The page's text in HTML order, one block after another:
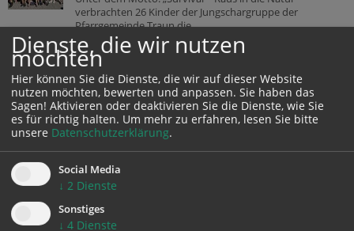
verbrachten 26 Kinder der Jungschargruppe der
Pfarrgemeinde Traun die...
CARITAS OBERÖSTERREICH
„Ich mache das, was mir mein Herz sagt“
Musik begleitet Arnold Medicus seit seiner Kindheit. Bis zu seiner
Pensionierung unterrichtete der studierte Geiger an mehreren
Erstes Austauschtreffen stärkt die Zusammenarbeit in der
Palliative Care
Wie kann die Betreuung schwerkranker Menschen beim Übergang vom
Krankenhaus nach Hause noch besser gelingen? Mit dieser Frage
Dienste, die wir nutzen
möchten
Hier können Sie die Dienste, die wir auf dieser Website
nutzen möchten, bewerten und anpassen. Sie haben das
Sagen! Aktivieren oder deaktivieren Sie die Dienste, wie Sie
es für richtig halten. Um mehr zu erfahren, lesen Sie bitte
unsere Datenschutzerklärung.
Social Media
↓ 2 Dienste
Sonstiges
↓ 4 Dienste